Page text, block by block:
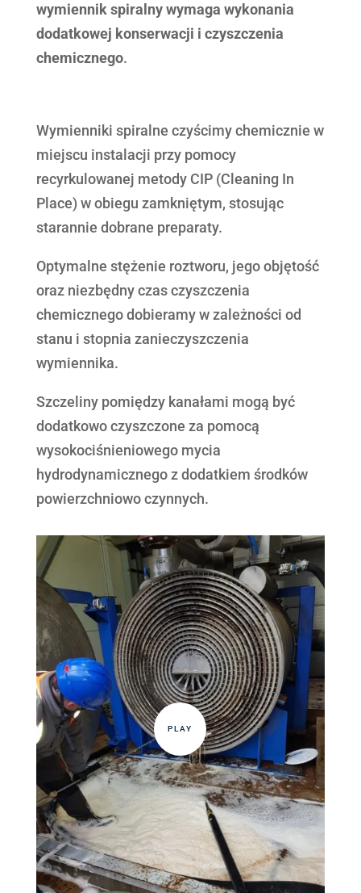
wymiennik spiralny wymaga wykonania
dodatkowej konserwacji i czyszczenia
chemicznego.
Wymienniki spiralne czyścimy chemicznie w
miejscu instalacji przy pomocy
recyrkulowanej metody CIP (Cleaning In
Place) w obiegu zamkniętym, stosując
starannie dobrane preparaty.
Optymalne stężenie roztworu, jego objętość
oraz niezbędny czas czyszczenia
chemicznego dobieramy w zależności od
stanu i stopnia zanieczyszczenia
wymiennika.
Szczeliny pomiędzy kanałami mogą być
dodatkowo czyszczone za pomocą
wysokociśnieniowego mycia
hydrodynamicznego z dodatkiem środków
powierzchniowo czynnych.